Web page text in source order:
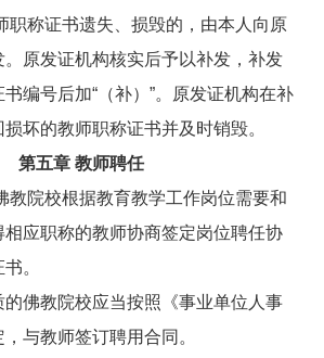
称证书遗失、损毁的，由本人向原
。原发证机构核实后予以补发，补发
编号后加“（补）”。原发证机构在补
坏的教师职称证书并及时销毁。
第五章 教师聘任
院校根据教育教学工作岗位需要和
应职称的教师协商签定岗位聘任协
。
教院校应当按照《事业单位人事
与教师签订聘用合同。